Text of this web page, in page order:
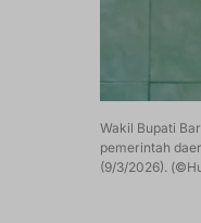
Wakil Bupati
pemerintah
(9/3/2026).